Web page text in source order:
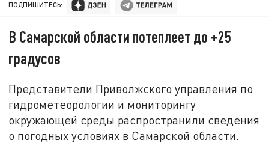
ПОДПИШИТЕСЬ:
В Самарской области потеплеет до +25
градусов
Представители Приволжского управления по
гидрометеорологии и мониторингу
окружающей среды распространили сведения
о погодных условиях в Самарской области.